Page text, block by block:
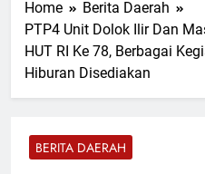
3 Jam
Home
Berita Daerah
PTP4 Unit Dolok Ilir Dan
HUT RI Ke 78, Berbagai
Hiburan Disediakan
BERITA DAERAH